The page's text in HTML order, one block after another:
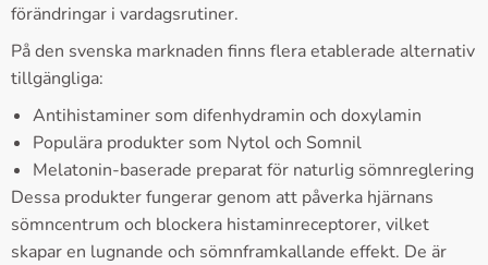
förändringar i vardagsrutiner.
På den svenska marknaden finns flera etablerade alternativ
tillgängliga:
Antihistaminer som difenhydramin och doxylamin
Populära produkter som Nytol och Somnil
Melatonin-baserade preparat för naturlig sömnreglering
Dessa produkter fungerar genom att påverka hjärnans
sömncentrum och blockera histaminreceptorer, vilket
skapar en lugnande och sömnframkallande effekt. De är